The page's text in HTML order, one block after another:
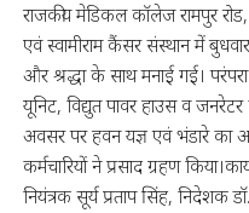
राजकीय मेडिकल कॉलेज रामपुर रोड,
एवं स्वामीराम कैंसर संस्थान में
और श्रद्धा के साथ मनाई गई।
यूनिट, विद्युत पावर हाउस व
अवसर पर हवन यज्ञ एवं भंडारे का
कर्मचारियों ने प्रसाद ग्रहण
नियंत्रक सूर्य प्रताप सिंह, निदेशक